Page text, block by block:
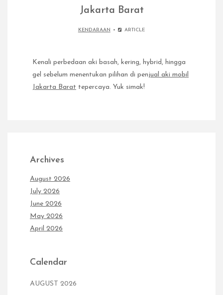
Jakarta Barat
KENDARAAN ARTICLE
Kenali perbedaan aki basah, kering, hybrid, hingga
gel sebelum menentukan pilihan di penjual aki mobil
Jakarta Barat tepercaya. Yuk simak!
Archives
August 2026
July 2026
June 2026
May 2026
April 2026
Calendar
AUGUST 2026